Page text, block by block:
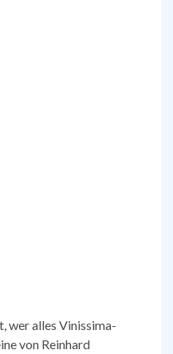
wer alles Vinissima-
von Reinhard